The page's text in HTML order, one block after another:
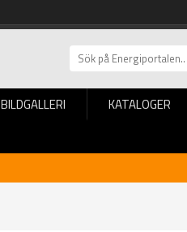
BILDGALLERI KATALOGER